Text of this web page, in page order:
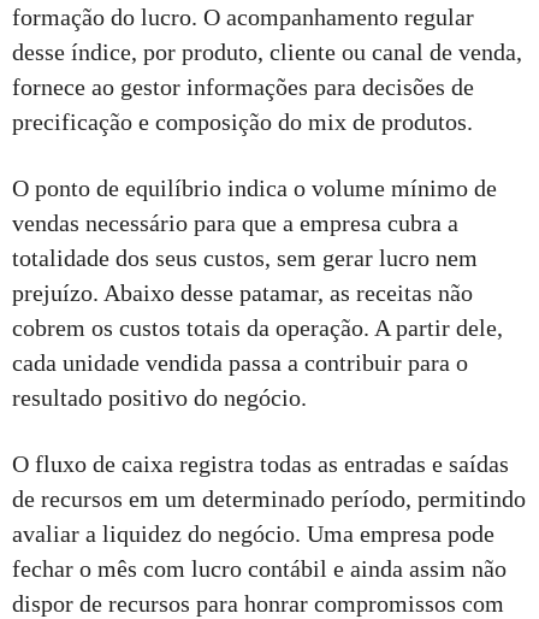
formação do lucro. O acompanhamento regular
desse índice, por produto, cliente ou canal de venda,
fornece ao gestor informações para decisões de
precificação e composição do mix de produtos.
O ponto de equilíbrio indica o volume mínimo de
vendas necessário para que a empresa cubra a
totalidade dos seus custos, sem gerar lucro nem
prejuízo. Abaixo desse patamar, as receitas não
cobrem os custos totais da operação. A partir dele,
cada unidade vendida passa a contribuir para o
resultado positivo do negócio.
O fluxo de caixa registra todas as entradas e saídas
de recursos em um determinado período, permitindo
avaliar a liquidez do negócio. Uma empresa pode
fechar o mês com lucro contábil e ainda assim não
dispor de recursos para honrar compromissos com